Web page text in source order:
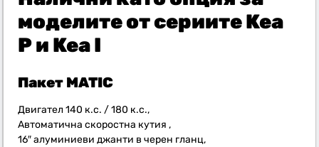
моделите от сериите Kea
P и Kea I
Пакет MATIC
Двигател 140 к.с. / 180 к.с.,
Автоматична скоростна кутия ,
16″ алуминиеви джанти в черен гланц,